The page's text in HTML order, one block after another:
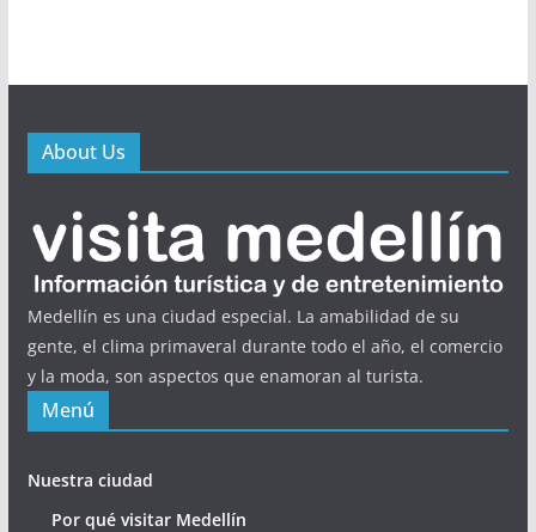
About Us
Medellín es una ciudad especial. La amabilidad de su
gente, el clima primaveral durante todo el año, el comercio
y la moda, son aspectos que enamoran al turista.
Menú
Nuestra ciudad
Por qué visitar Medellín